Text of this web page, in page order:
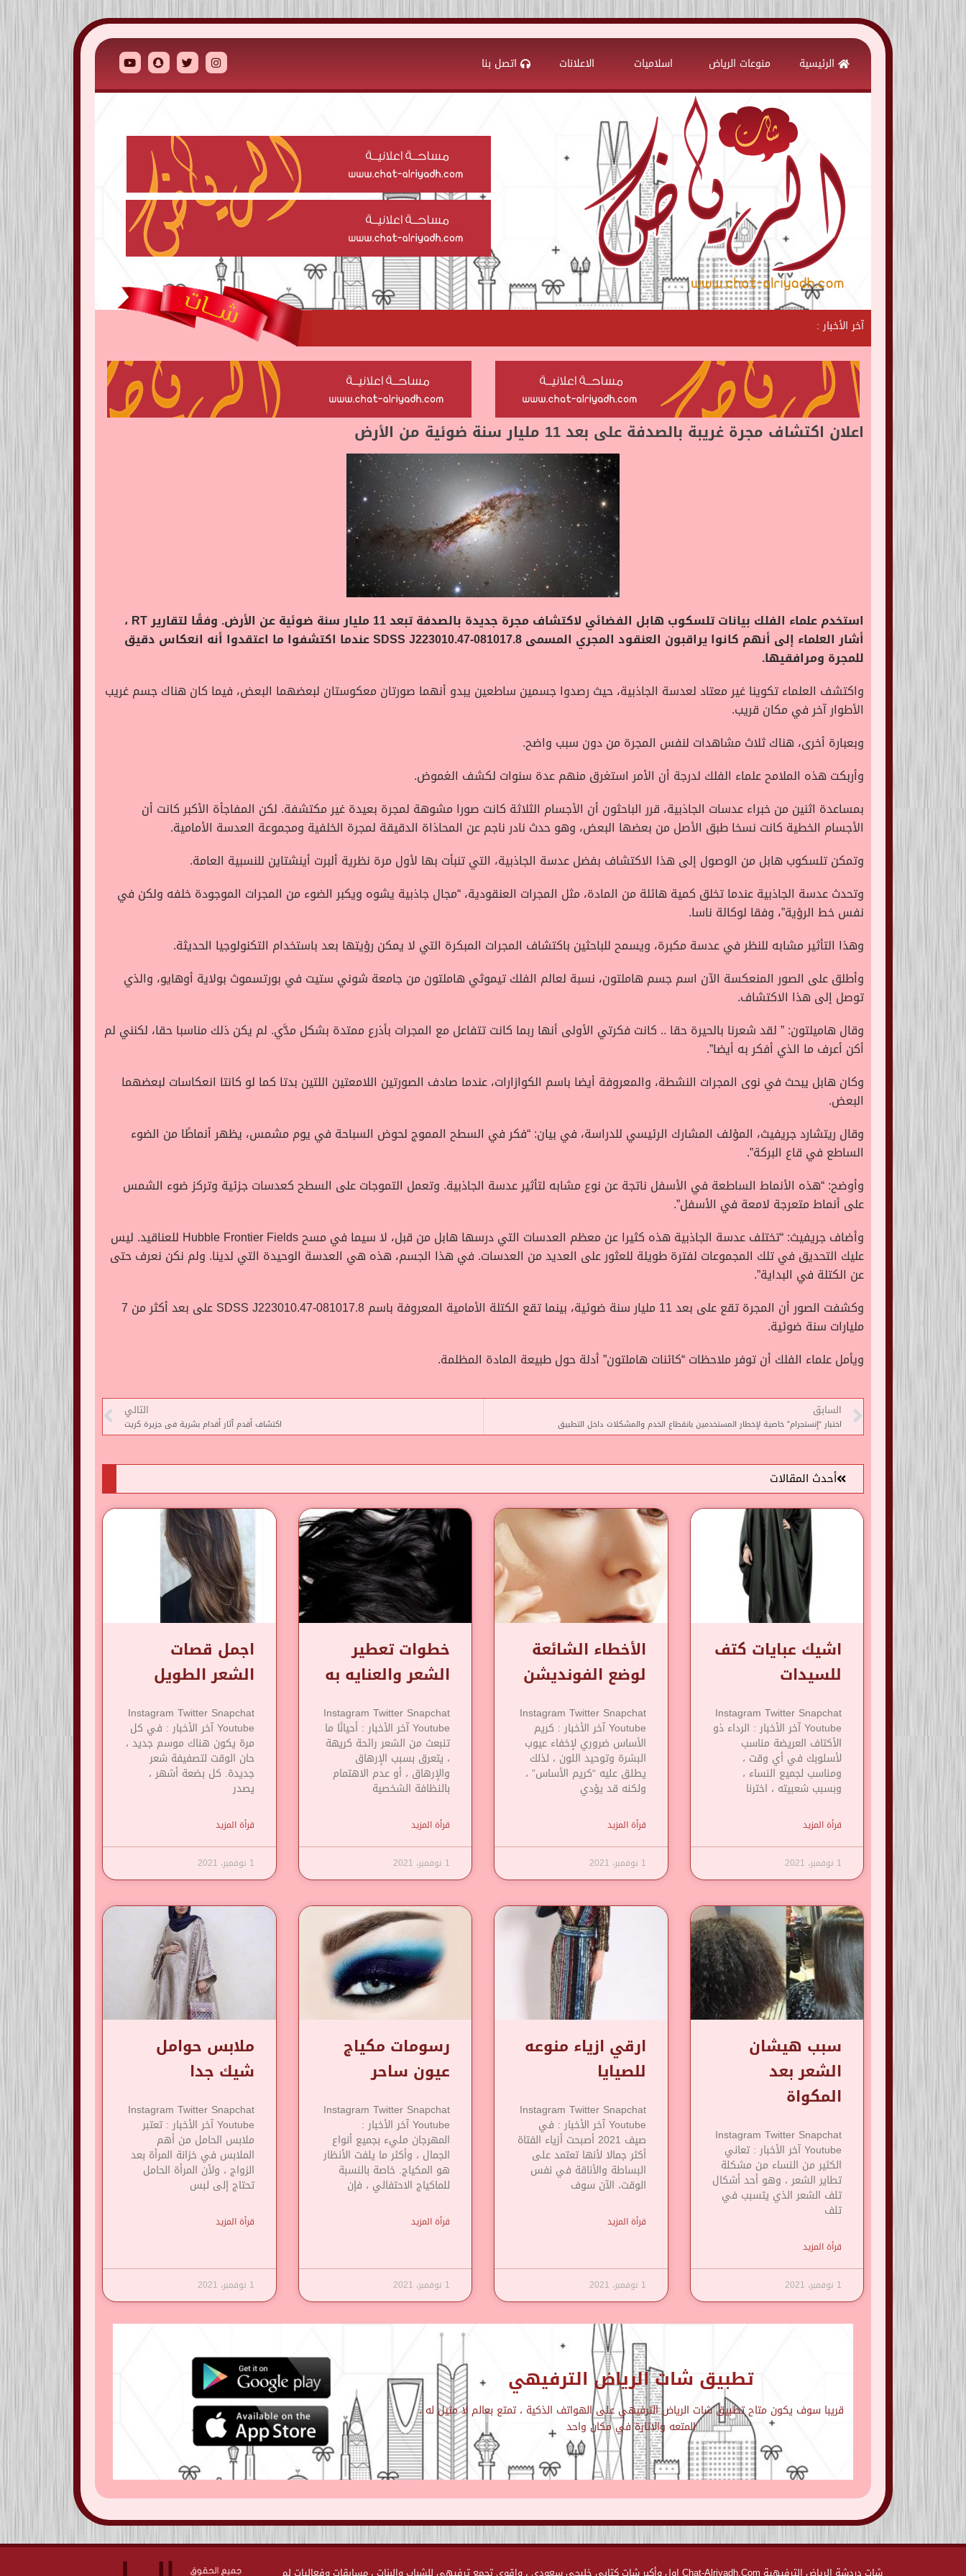
الرئيسية منوعات الرياض اسلاميات الاعلانات اتصل بنا
آخر الأخبار :
اعلان اكتشاف مجرة غريبة بالصدفة على بعد 11 مليار سنة ضوئية من الأرض
استخدم علماء الفلك بيانات تلسكوب هابل الفضائي لاكتشاف مجرة ​​جديدة بالصدفة تبعد 11 مليار سنة ضوئية عن الأرض. وفقًا لتقارير RT ،
أشار العلماء إلى أنهم كانوا يراقبون العنقود المجري المسمى SDSS J223010.47-081017.8 عندما اكتشفوا ما اعتقدوا أنه انعكاس دقيق
للمجرة ومرافقيها.
واكتشف العلماء تكوينا غير معتاد لعدسة الجاذبية، حيث رصدوا جسمين ساطعين يبدو أنهما صورتان معكوستان لبعضهما البعض، فيما كان هناك جسم غريب
الأطوار آخر في مكان قريب.
وبعبارة أخرى، هناك ثلاث مشاهدات لنفس المجرة من دون سبب واضح.
وأربكت هذه الملامح علماء الفلك لدرجة أن الأمر استغرق منهم عدة سنوات لكشف الغموض.
بمساعدة اثنين من خبراء عدسات الجاذبية، قرر الباحثون أن الأجسام الثلاثة كانت صورا مشوهة لمجرة بعيدة غير مكتشفة. لكن المفاجأة الأكبر كانت أن
الأجسام الخطية كانت نسخا طبق الأصل من بعضها البعض، وهو حدث نادر ناجم عن المحاذاة الدقيقة لمجرة الخلفية ومجموعة العدسة الأمامية.
وتمكن تلسكوب هابل من الوصول إلى هذا الاكتشاف بفضل عدسة الجاذبية، التي تنبأت بها لأول مرة نظرية ألبرت أينشتاين للنسبية العامة.
وتحدث عدسة الجاذبية عندما تخلق كمية هائلة من المادة، مثل المجرات العنقودية، “مجال جاذبية يشوه ويكبر الضوء من المجرات الموجودة خلفه ولكن في
نفس خط الرؤية”، وفقا لوكالة ناسا.
وهذا التأثير مشابه للنظر في عدسة مكبرة، ويسمح للباحثين باكتشاف المجرات المبكرة التي لا يمكن رؤيتها بعد باستخدام التكنولوجيا الحديثة.
وأطلق على الصور المنعكسة الآن اسم جسم هاملتون، نسبة لعالم الفلك تيموثي هاملتون من جامعة شوني ستيت في بورتسموث بولاية أوهايو، والذي
توصل إلى هذا الاكتشاف.
وقال هاميلتون: ” لقد شعرنا بالحيرة حقا .. كانت فكرتي الأولى أنها ربما كانت تتفاعل مع المجرات بأذرع ممتدة بشكل مدَّي. لم يكن ذلك مناسبا حقا، لكنني لم
أكن أعرف ما الذي أفكر به أيضا”.
وكان هابل يبحث في نوى المجرات النشطة، والمعروفة أيضا باسم الكوازارات، عندما صادف الصورتين اللامعتين اللتين بدتا كما لو كانتا انعكاسات لبعضهما
البعض.
وقال ريتشارد جريفيث، المؤلف المشارك الرئيسي للدراسة، في بيان: “فكر في السطح المموج لحوض السباحة في يوم مشمس، يظهر أنماطًا من الضوء
الساطع في قاع البركة”.
وأوضح: “هذه الأنماط الساطعة في الأسفل ناتجة عن نوع مشابه لتأثير عدسة الجاذبية. وتعمل التموجات على السطح كعدسات جزئية وتركز ضوء الشمس
على أنماط متعرجة لامعة في الأسفل”.
وأضاف جريفيث: “تختلف عدسة الجاذبية هذه كثيرا عن معظم العدسات التي درسها هابل من قبل، لا سيما في مسح Hubble Frontier Fields للعناقيد. ليس
عليك التحديق في تلك المجموعات لفترة طويلة للعثور على العديد من العدسات. في هذا الجسم، هذه هي العدسة الوحيدة التي لدينا. ولم نكن نعرف حتى
عن الكتلة في البداية”.
وكشفت الصور أن المجرة تقع على بعد 11 مليار سنة ضوئية، بينما تقع الكتلة الأمامية المعروفة باسم SDSS J223010.47-081017.8 على بعد أكثر من 7
مليارات سنة ضوئية.
ويأمل علماء الفلك أن توفر ملاحظات “كائنات هاملتون” أدلة حول طبيعة المادة المظلمة.
السابق
اختبار “إنستجرام” خاصية لإخطار المستخدمين بانقطاع الخدم والمشكلات داخل التطبيق
التالي
اكتشاف أقدم آثار أقدام بشرية فى جزيرة كريت
أحدث المقالات
اشيك عبايات كتف
للسيدات
Instagram Twitter Snapchat
Youtube آخر الأخبار : الرداء ذو
​​الأكتاف العريضة مناسب
لأسلوبك في أي وقت ،
ومناسب لجميع النساء ،
وبسبب شعبيته ، اخترنا
قرأة المزيد
1 نوفمبر، 2021
الأخطاء الشائعة
لوضع الفونديشن
Instagram Twitter Snapchat
Youtube آخر الأخبار : كريم
الأساس ضروري لإخفاء عيوب
البشرة وتوحيد اللون ، لذلك
يطلق عليه “كريم الأساس” ،
ولكنه قد يؤدي
قرأة المزيد
1 نوفمبر، 2021
خطوات تعطير
الشعر والعنايه به
Instagram Twitter Snapchat
Youtube آخر الأخبار : أحيانًا ما
تنبعث من الشعر رائحة كريهة
، يتعرق بسبب الإرهاق
والإرهاق ، أو عدم الاهتمام
بالنظافة الشخصية
قرأة المزيد
1 نوفمبر، 2021
اجمل قصات
الشعر الطويل
Instagram Twitter Snapchat
Youtube آخر الأخبار : في كل
مرة يكون هناك موسم جديد ،
حان الوقت لتصفيفة شعر
جديدة. كل بضعة أشهر ،
يصدر
قرأة المزيد
1 نوفمبر، 2021
سبب هيشان
الشعر بعد
المكواة
Instagram Twitter Snapchat
Youtube آخر الأخبار : تعاني
الكثير من النساء من مشكلة
تطاير الشعر ، وهو أحد أشكال
تلف الشعر الذي يتسبب في
تلف
قرأة المزيد
1 نوفمبر، 2021
ارقي ازياء منوعه
للصيايا
Instagram Twitter Snapchat
Youtube آخر الأخبار : في
صيف 2021 أصبحت أزياء الفتاة
أكثر جمالا لأنها تعتمد على
البساطة والأناقة في نفس
الوقت، الآن سوف
قرأة المزيد
1 نوفمبر، 2021
رسومات مكياج
عيون ساحر
Instagram Twitter Snapchat
Youtube آخر الأخبار :
المهرجان مليء بجميع أنواع
الجمال ، وأكثر ما يلفت الأنظار
هو المكياج. خاصة بالنسبة
للماكياج الاحتفالي ، فإن
قرأة المزيد
1 نوفمبر، 2021
ملابس حوامل
شيك جدا
Instagram Twitter Snapchat
Youtube آخر الأخبار : تعتبر
ملابس الحامل من أهم
الملابس في خزانة المرأة بعد
الزواج ، ولأن المرأة الحامل
تحتاج إلى لبس
قرأة المزيد
1 نوفمبر، 2021
تطبيق شات الرياض الترفيهي
قريبا سوف يكون متاح تطبيق شات الرياض الترفيهي على الهواتف الذكية ، تمتع بعالم لا مثيل له ،
المتعه والاثارة في مكان واحد